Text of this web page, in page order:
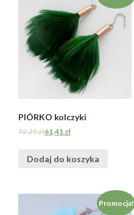
PIÓRKO kolczyki
72,25zł61,41 zł
Dodaj do koszyka
Promocja!